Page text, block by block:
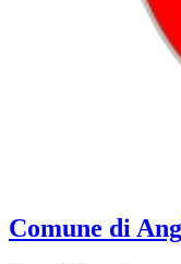
Comune di